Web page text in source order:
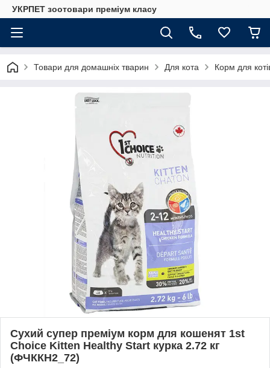
УКРПЕТ зоотовари преміум класу
Товари для домашніх тварин Для кота Корм для
Сухий супер преміум корм для кошенят 1st
Choice Kitten Healthy Start курка 2.72 кг
(ФЧККН2_72)